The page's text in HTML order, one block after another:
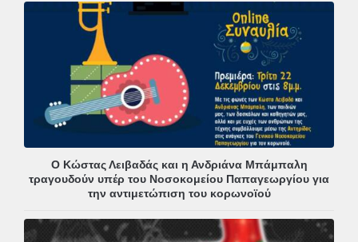
Ο Κώστας Λειβαδάς και η Ανδριάνα Μπάμπαλη
τραγουδούν υπέρ του Νοσοκομείου Παπαγεωργίου για
την αντιμετώπιση του κορωνοϊού